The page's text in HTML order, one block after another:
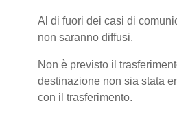
Al di fuori dei casi di
non saranno diffusi.
Non è previsto il
destinazione non sia stata
con il trasferimento.